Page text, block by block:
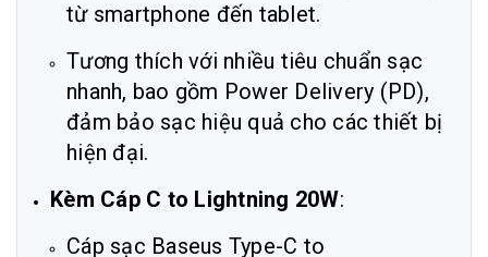
từ smartphone đến tablet.
Tương thích với nhiều tiêu chuẩn sạc
nhanh, bao gồm Power Delivery (PD),
đảm bảo sạc hiệu quả cho các thiết bị
hiện đại.
Kèm Cáp C to Lightning 20W:
Cáp sạc Baseus Type-C to